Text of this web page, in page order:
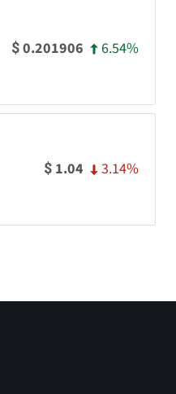
$0.201906 6.54%
$ 1.04 3.14%